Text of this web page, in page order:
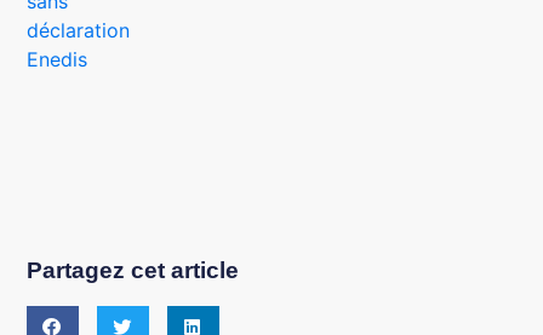
Partagez cet article